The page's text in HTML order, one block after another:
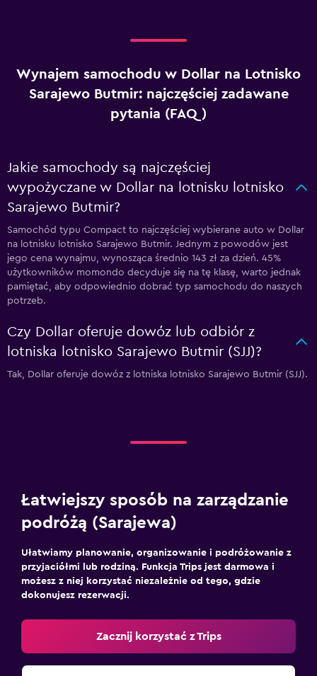
Wynajem samochodu w Dollar na Lotnisko
Sarajewo Butmir: najczęściej zadawane
pytania (FAQ)
Jakie samochody są najczęściej
wypożyczane w Dollar na lotnisku lotnisko
Sarajewo Butmir?
Samochód typu Compact to najczęściej wybierane auto w Dollar
na lotnisku lotnisko Sarajewo Butmir. Jednym z powodów jest
jego cena wynajmu, wynosząca średnio 143 zł za dzień. 45%
użytkowników momondo decyduje się na tę klasę, warto jednak
pamiętać, aby odpowiednio dobrać typ samochodu do naszych
potrzeb.
Czy Dollar oferuje dowóz lub odbiór z
lotniska lotnisko Sarajewo Butmir (SJJ)?
Tak, Dollar oferuje dowóz z lotniska lotnisko Sarajewo Butmir (SJJ).
Łatwiejszy sposób na zarządzanie
podróżą (Sarajewa)
Ułatwiamy planowanie, organizowanie i podróżowanie z
przyjaciółmi lub rodziną. Funkcja Trips jest darmowa i
możesz z niej korzystać niezależnie od tego, gdzie
dokonujesz rezerwacji.
Zacznij korzystać z Trips